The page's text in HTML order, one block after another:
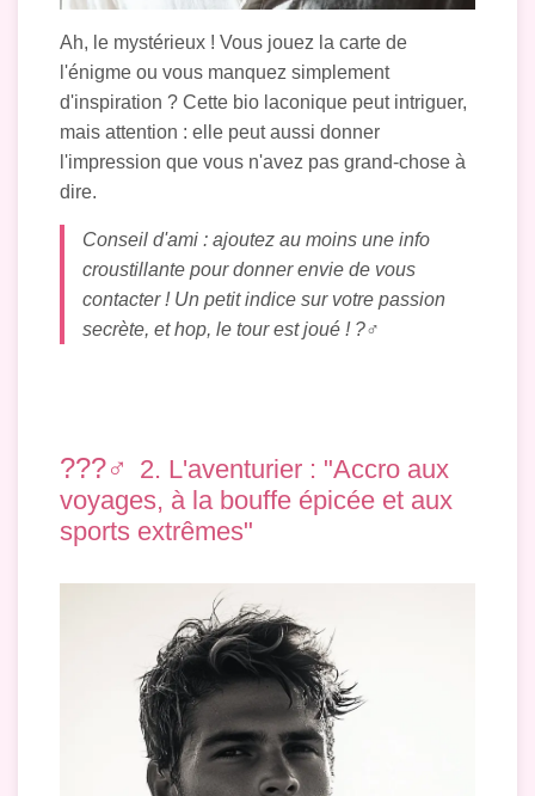
Ah, le mystérieux ! Vous jouez la carte de
l'énigme ou vous manquez simplement
d'inspiration ? Cette bio laconique peut intriguer,
mais attention : elle peut aussi donner
l'impression que vous n'avez pas grand-chose à
dire.
Conseil d'ami : ajoutez au moins une info
croustillante pour donner envie de vous
contacter ! Un petit indice sur votre passion
secrète, et hop, le tour est joué ! ?️‍♂️
??️?‍♂️ 2. L'aventurier : "Accro aux
voyages, à la bouffe épicée et aux
sports extrêmes"